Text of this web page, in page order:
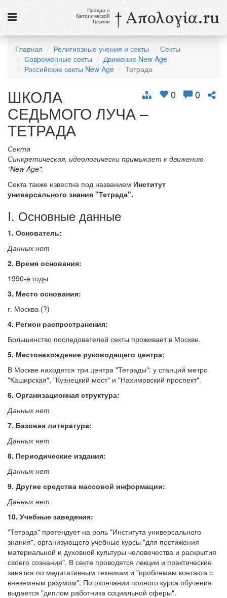
Новости
Галерея
Викторины
Религиозные учения и секты, справочник
8 августа
Св. Доминик, священник
см. календарь
Обратная связь
mail@apologia.ru
Отправить сообщение
Вход
Правда о
Католической
Церкви † Απολογία.ru
Главная Религиозные учения и секты
Секты
Современные секты
Движение New Age
Российские секты New Age
Тетрада
0 0
ШКОЛА
СЕДЬМОГО ЛУЧА –
ТЕТРАДА
Секта
Синкретическая, идеологически примыкает к движению
"New Age".
Секта также известна под названием Институт
универсального знания "Тетрада".
I. Основные данные
1. Основатель:
Данных нет
2. Время основания:
1990-е годы
3. Место основания:
г. Москва (?)
4. Регион распространения:
Большинство последователей секты проживает в Москве.
5. Местонахождение руководящего центра:
В Москве находятся три центра "Тетрады": у станций метро
"Каширская", "Кузнецкий мост" и "Нахимовский проспект".
6. Организационная структура:
Данных нет
7. Базовая литература:
Данных нет
8. Периодические издания:
Данных нет
9. Другие средства массовой информации:
Данных нет
10. Учебные заведения:
"Тетрада" претендует на роль "Института универсального
знания", организующего учебные курсы "для постижения
материальной и духовной культуры человечества и раскрытия
своего сознания". В секте проводятся лекции и практические
занятия по медитативным техникам и "проблемам контакта с
внеземным разумом". По окончании полного курса обучения
выдается "диплом работника социальной сферы".